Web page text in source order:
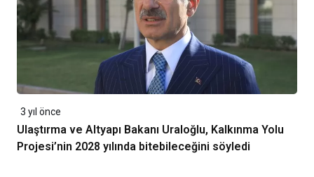
3 yıl önce
Ulaştırma ve Altyapı Bakanı Uraloğlu, Kalkınma Yolu
Projesi’nin 2028 yılında bitebileceğini söyledi